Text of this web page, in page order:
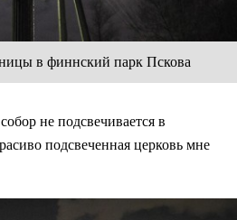
в финнский парк Пскова
не подсвечивается в
подсвеченная церковь мне